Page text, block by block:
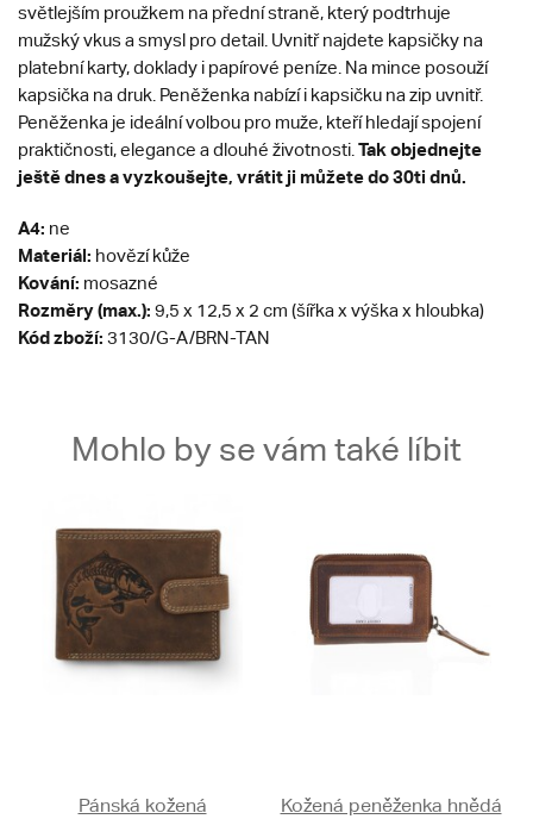
světlejším proužkem na přední straně, který podtrhuje
mužský vkus a smysl pro detail. Uvnitř najdete kapsičky na
platební karty, doklady i papírové peníze. Na mince posouží
kapsička na druk. Peněženka nabízí i kapsičku na zip uvnitř.
Peněženka je ideální volbou pro muže, kteří hledají spojení
praktičnosti, elegance a dlouhé životnosti. Tak objednejte
ještě dnes a vyzkoušejte, vrátit ji můžete do 30ti dnů.
A4: ne
Materiál: hovězí kůže
Kování: mosazné
Rozměry (max.): 9,5 x 12,5 x 2 cm (šířka x výška x hloubka)
Kód zboží: 3130/G-A/BRN-TAN
Mohlo by se vám také líbit
Pánská kožená
Kožená peněženka hnědá